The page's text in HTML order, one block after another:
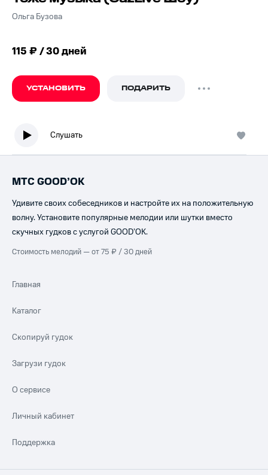
Ольга Бузова
115 ₽ / 30 дней
УСТАНОВИТЬ ПОДАРИТЬ
Слушать
МТС GOOD’OK
Удивите своих собеседников и настройте их на положительную
волну. Установите популярные мелодии или шутки вместо
скучных гудков с услугой GOOD’OK.
Стоимость мелодий — от 75 ₽ / 30 дней
Главная
Каталог
Скопируй гудок
Загрузи гудок
О сервисе
Личный кабинет
Поддержка